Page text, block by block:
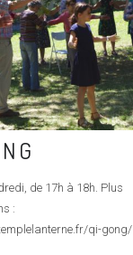
de 17h à 18h. Plus
:
qi-gong/